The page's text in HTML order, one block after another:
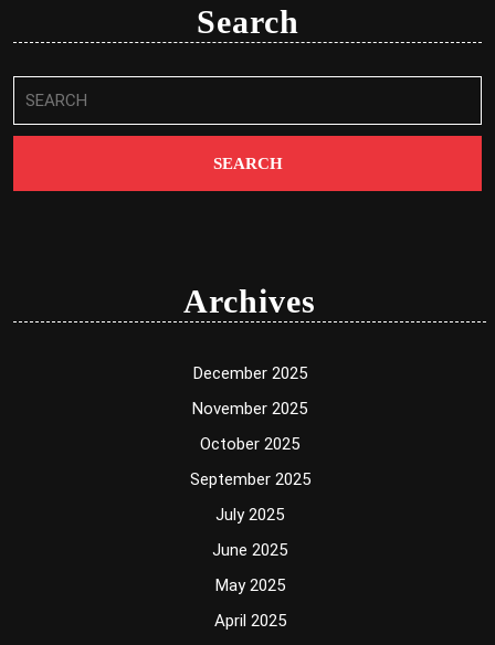
Search
for:
Archives
December 2025
November 2025
October 2025
September 2025
July 2025
June 2025
May 2025
April 2025